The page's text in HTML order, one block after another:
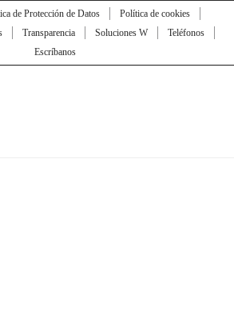
de Protección de Datos
Política de cookies
Transparencia Soluciones W
Teléfonos
Escríbanos